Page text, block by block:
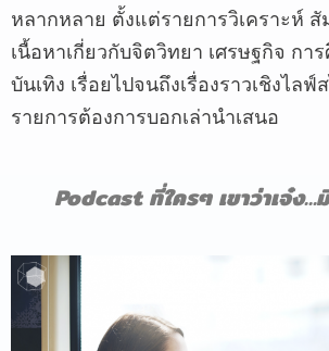
หลากหลาย ตั้งแต่รายการวิเคราะห์
เนื้อหาเกี่ยวกับจิตวิทยา เศรษฐกิจ กา
บันเทิง เรื่อยไปจนถึงเรื่องราวเชิงไล
รายการต้องการบอกเล่านำเสนอ
Podcastที่ใครๆ เขาว่าเจ๋ง…